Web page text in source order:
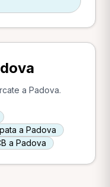
a Padova.
a Padova
a Padova